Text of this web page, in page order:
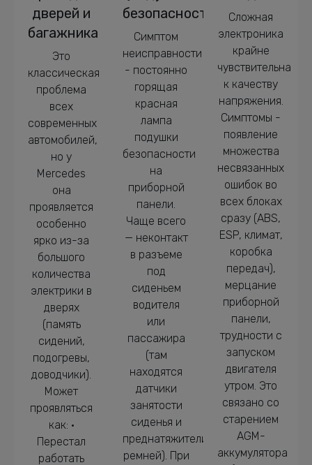
дверей и
багажника
Это
классическая
проблема
всех
современных
автомобилей,
но у
Mercedes
она
проявляется
особенно
ярко из-за
большого
количества
электрики в
дверях
(память
сидений,
подогревы,
доводчики).
Может
проявляться
как: •
Перестал
работать
безопасности)
Симптом
неисправности
- постоянно
горящая
красная
лампа
подушки
безопасности
на
приборной
панели.
Чаще всего
— неконтакт
в разъеме
под
сиденьем
водителя
или
пассажира
(там
находятся
датчики
занятости
сиденья и
преднатяжители
ремней). При
Сложная
электроника
крайне
чувствительна
к качеству
напряжения.
Симптомы -
появление
множества
несвязанных
ошибок во
всех блоках
сразу (ABS,
ESP, климат,
коробка
передач),
мерцание
приборной
панели,
трудности с
запуском
двигателя
утром. Это
связано со
старением
AGM-
аккумулятора